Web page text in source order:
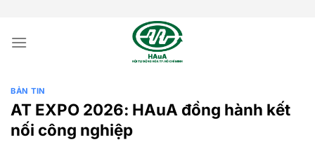
nội
BẢN TIN
AT EXPO 2026: HAuA đồng hành kết
nối công nghiệp